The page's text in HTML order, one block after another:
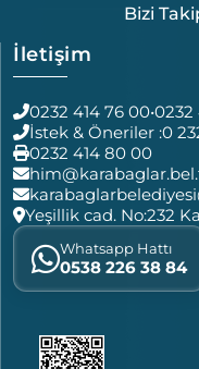
Bizi
İletişim
0232 414 76 00•0232
İstek & Öneriler :0
0232 414 80 00
Yeşillik cad. No:232
Whatsapp Hattı
0538 226 38 84